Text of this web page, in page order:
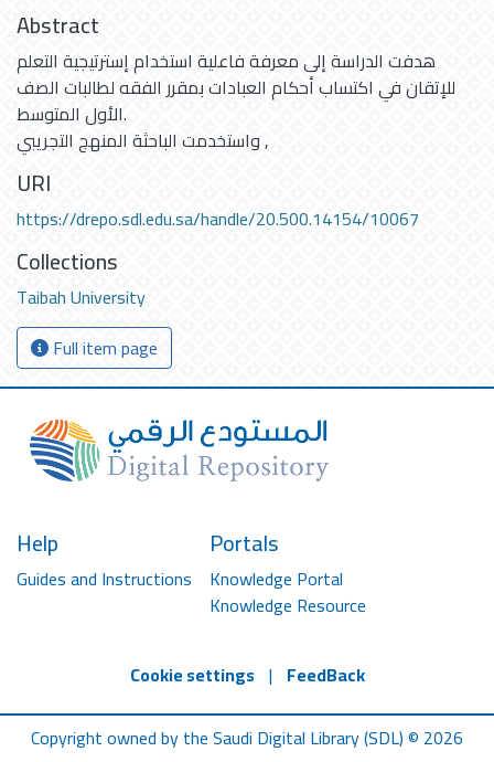
Abstract
هدفت الدراسة إلى معرفة فاعلية استخدام إسترتيجية التعلم
للإتقان في اكتساب أحكام العبادات بمقرر الفقه لطالبات الصف
الأول المتوسط.
واستخدمت الباحثة المنهج التجريبي ,
URI
https://drepo.sdl.edu.sa/handle/20.500.14154/10067
Collections
Taibah University
Full item page
Help
Guides and Instructions
Portals
Knowledge Portal
Knowledge Resource
Cookie settings | FeedBack
Copyright owned by the Saudi Digital Library (SDL) © 2026